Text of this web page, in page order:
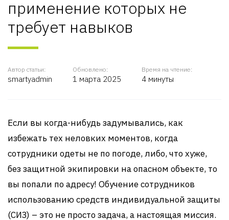
применение которых не
требует навыков
Автор статьи:
smartyadmin
Обновлено:
1 марта 2025
Время на чтение:
4 минуты
Если вы когда-нибудь задумывались, как
избежать тех неловких моментов, когда
сотрудники одеты не по погоде, либо, что хуже,
без защитной экипировки на опасном объекте, то
вы попали по адресу! Обучение сотрудников
использованию средств индивидуальной защиты
(СИЗ) – это не просто задача, а настоящая миссия.